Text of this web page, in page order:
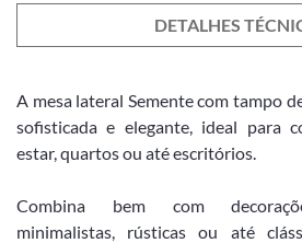
DETALHES
A mesa lateral Semente com tampo
sofisticada e elegante, ideal para
estar, quartos ou até escritórios.
Combina bem com
minimalistas, rústicas ou até